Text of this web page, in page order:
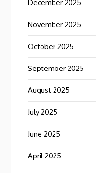
December 2025
November 2025
October 2025
September 2025
August 2025
July 2025
June 2025
April 2025